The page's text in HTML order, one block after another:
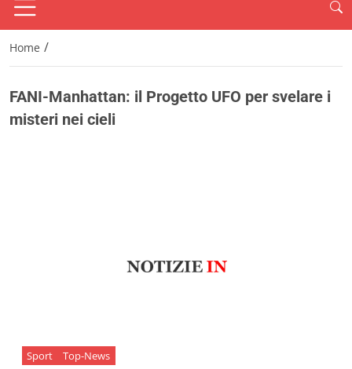
Home /
FANI-Manhattan: il Progetto UFO per svelare i
misteri nei cieli
Sport Top-News